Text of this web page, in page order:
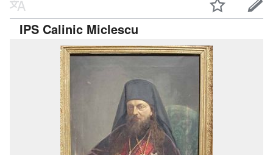
IPS Calinic Miclescu